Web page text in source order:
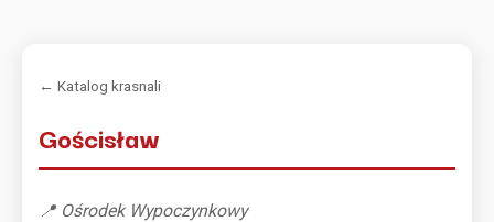
← Katalog krasnali
Gościsław
📍 Ośrodek Wypoczynkowy